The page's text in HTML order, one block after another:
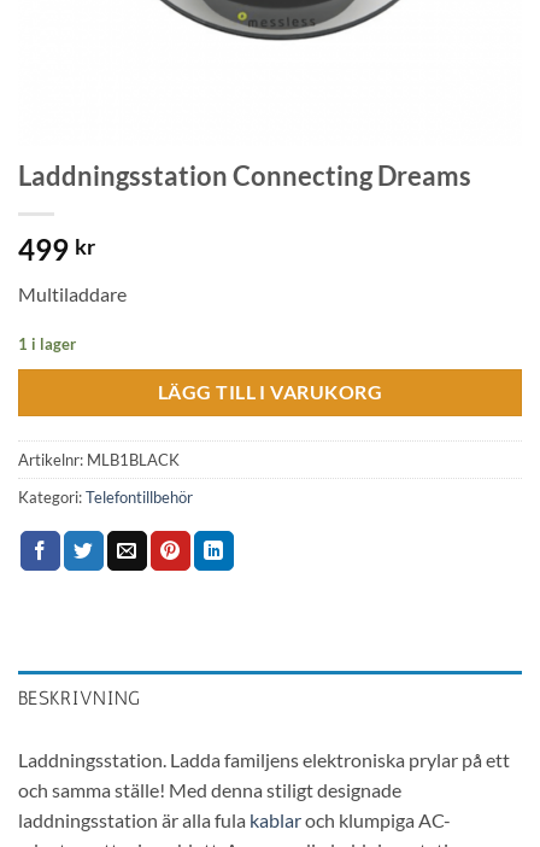
Laddningsstation Connecting Dreams
499 kr
Multiladdare
1 i lager
LÄGG TILL I VARUKORG
Artikelnr: MLB1BLACK
Kategori:Telefontillbehör
BESKRIVNING
Laddningsstation. Ladda familjens elektroniska prylar på ett
och samma ställe! Med denna stiligt designade
laddningsstation är alla fula kablaroch klumpiga AC-